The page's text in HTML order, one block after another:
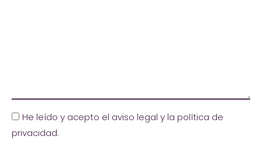
He leído y acepto el aviso legal y la política de
privacidad.